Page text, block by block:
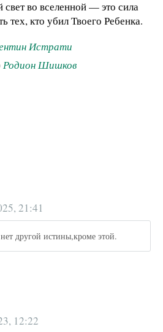
во вселенной — это сила
тех, кто убил Твоего Ребенка.
Истрати
Родион Шишков
21:41
другой истины,кроме этой.
12:22